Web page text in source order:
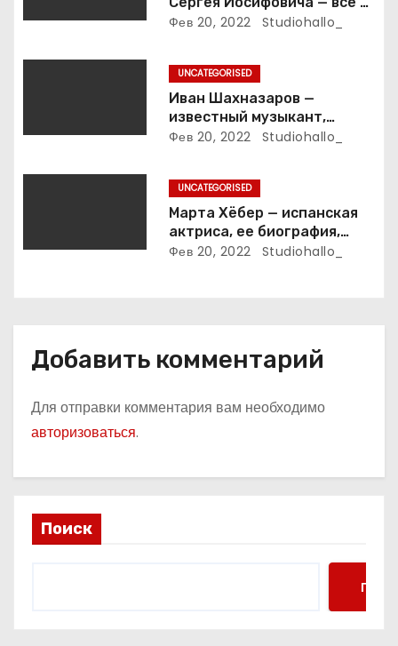
ветеране футбола России!
Фев 20, 2022 Studiohallo_
UNCATEGORISED
Иван Шахназаров —
известный музыкант,
композитор и продюсер —
Фев 20, 2022 Studiohallo_
UNCATEGORISED
Марта Хёбер — испанская
актриса, ее биография,
фото и интересные факты,
Фев 20, 2022 Studiohallo_
Добавить комментарий
Для отправки комментария вам необходимо
авторизоваться.
Поиск
Поиск